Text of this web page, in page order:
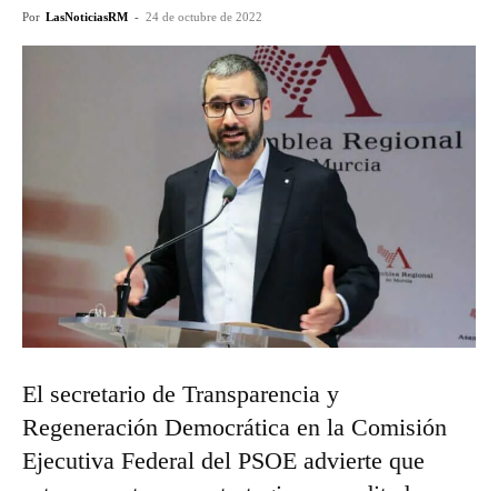
Por LasNoticiasRM - 24 de octubre de 2022
El secretario de Transparencia y
Regeneración Democrática en la Comisión
Ejecutiva Federal del PSOE advierte que